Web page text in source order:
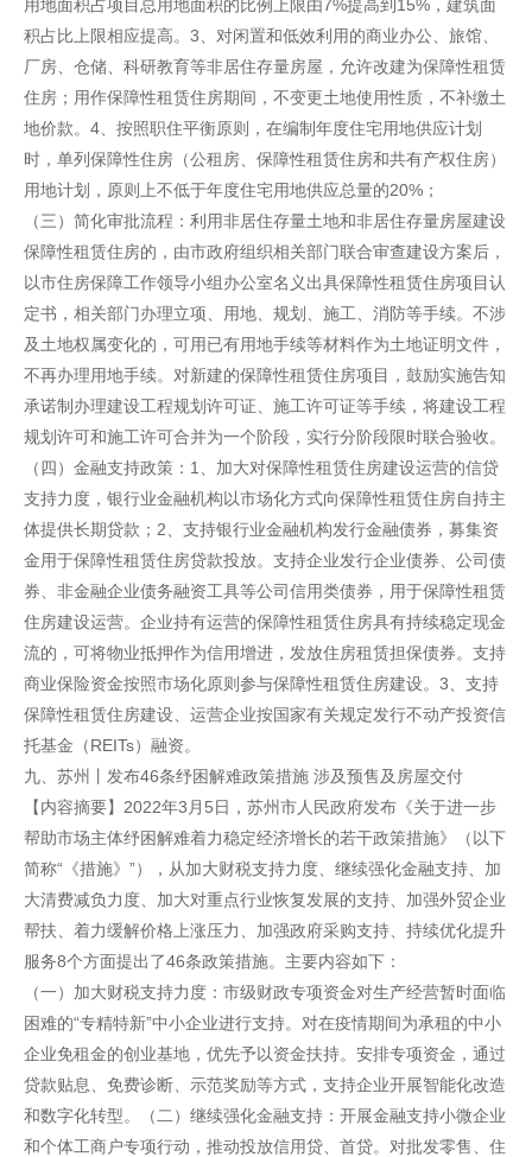
用地面积占项目总用地面积的比例上限由7%提高到15%，建筑面
积占比上限相应提高。3、对闲置和低效利用的商业办公、旅馆、
厂房、仓储、科研教育等非居住存量房屋，允许改建为保障性租赁
住房；用作保障性租赁住房期间，不变更土地使用性质，不补缴土
地价款。4、按照职住平衡原则，在编制年度住宅用地供应计划
时，单列保障性住房（公租房、保障性租赁住房和共有产权住房）
用地计划，原则上不低于年度住宅用地供应总量的20%；
（三）简化审批流程：利用非居住存量土地和非居住存量房屋建设
保障性租赁住房的，由市政府组织相关部门联合审查建设方案后，
以市住房保障工作领导小组办公室名义出具保障性租赁住房项目认
定书，相关部门办理立项、用地、规划、施工、消防等手续。不涉
及土地权属变化的，可用已有用地手续等材料作为土地证明文件，
不再办理用地手续。对新建的保障性租赁住房项目，鼓励实施告知
承诺制办理建设工程规划许可证、施工许可证等手续，将建设工程
规划许可和施工许可合并为一个阶段，实行分阶段限时联合验收。
（四）金融支持政策：1、加大对保障性租赁住房建设运营的信贷
支持力度，银行业金融机构以市场化方式向保障性租赁住房自持主
体提供长期贷款；2、支持银行业金融机构发行金融债券，募集资
金用于保障性租赁住房贷款投放。支持企业发行企业债券、公司债
券、非金融企业债务融资工具等公司信用类债券，用于保障性租赁
住房建设运营。企业持有运营的保障性租赁住房具有持续稳定现金
流的，可将物业抵押作为信用增进，发放住房租赁担保债券。支持
商业保险资金按照市场化原则参与保障性租赁住房建设。3、支持
保障性租赁住房建设、运营企业按国家有关规定发行不动产投资信
托基金（REITs）融资。
九、苏州丨发布46条纾困解难政策措施 涉及预售及房屋交付
【内容摘要】2022年3月5日，苏州市人民政府发布《关于进一步
帮助市场主体纾困解难着力稳定经济增长的若干政策措施》（以下
简称“《措施》”），从加大财税支持力度、继续强化金融支持、加
大清费减负力度、加大对重点行业恢复发展的支持、加强外贸企业
帮扶、着力缓解价格上涨压力、加强政府采购支持、持续优化提升
服务8个方面提出了46条政策措施。主要内容如下：
（一）加大财税支持力度：市级财政专项资金对生产经营暂时面临
困难的“专精特新”中小企业进行支持。对在疫情期间为承租的中小
企业免租金的创业基地，优先予以资金扶持。安排专项资金，通过
贷款贴息、免费诊断、示范奖励等方式，支持企业开展智能化改造
和数字化转型。（二）继续强化金融支持：开展金融支持小微企业
和个体工商户专项行动，推动投放信用贷、首贷。对批发零售、住